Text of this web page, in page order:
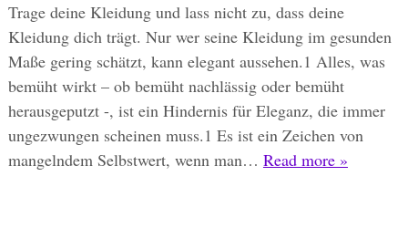
Trage deine Kleidung und lass nicht zu, dass deine
Kleidung dich trägt. Nur wer seine Kleidung im gesunden
Maße gering schätzt, kann elegant aussehen.1 Alles, was
bemüht wirkt – ob bemüht nachlässig oder bemüht
herausgeputzt -, ist ein Hindernis für Eleganz, die immer
ungezwungen scheinen muss.1 Es ist ein Zeichen von
mangelndem Selbstwert, wenn man… Read more »